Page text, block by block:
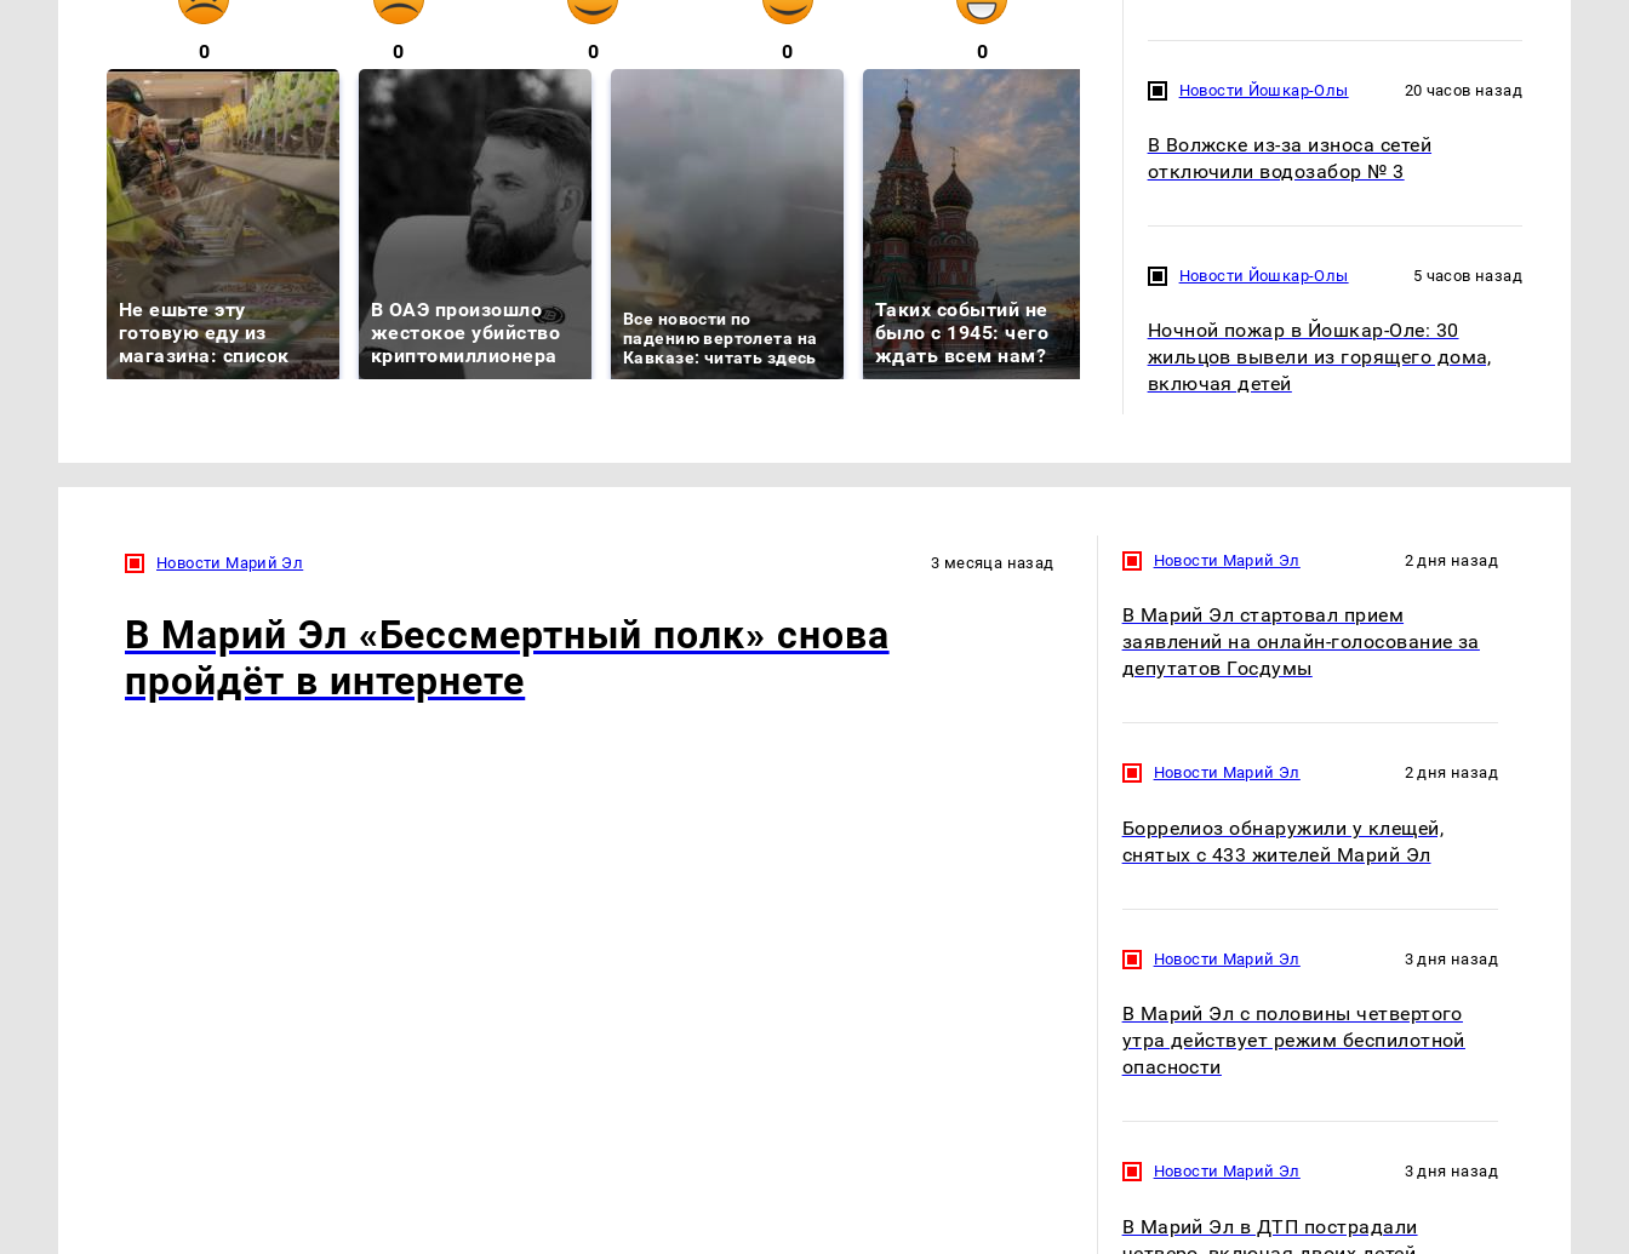
0 0 0 0 0
Не ешьте эту
готовую еду из
магазина: список
В ОАЭ произошло
жестокое убийство
криптомиллионера
Все новости по
падению вертолета на
Кавказе: читать здесь
Таких событий не
было с 1945: чего
ждать всем нам?
В магазинах России
ажиотаж из-за этого
продукта: что купить?
СМИ: В Химках на
машину напали и
подожгли.
Новости Йошкар-Олы 20 часов назад
В Волжске из-за износа сетей
отключили водозабор № 3
Новости Йошкар-Олы 5 часов назад
Ночной пожар в Йошкар-Оле: 30
жильцов вывели из горящего дома,
включая детей
Новости Марий Эл 3 месяца назад
В Марий Эл «Бессмертный полк» снова
пройдёт в интернете
Новости Марий Эл 2 дня назад
В Марий Эл стартовал прием
заявлений на онлайн-голосование за
депутатов Госдумы
Новости Марий Эл 2 дня назад
Боррелиоз обнаружили у клещей,
снятых с 433 жителей Марий Эл
Новости Марий Эл 3 дня назад
В Марий Эл с половины четвертого
утра действует режим беспилотной
опасности
Новости Марий Эл 3 дня назад
В Марий Эл в ДТП пострадали